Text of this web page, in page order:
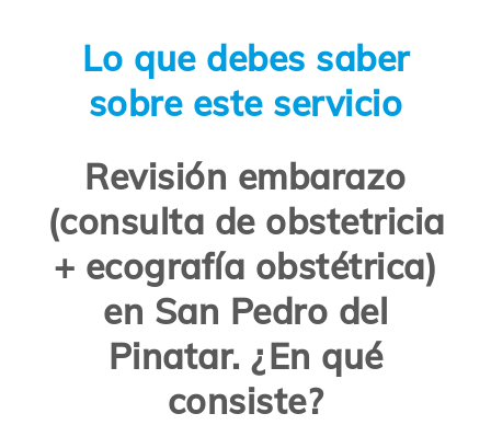
Lo que debes saber
sobre este servicio
Revisión embarazo
(consulta de obstetricia
+ ecografía obstétrica)
en San Pedro del
Pinatar. ¿En qué
consiste?